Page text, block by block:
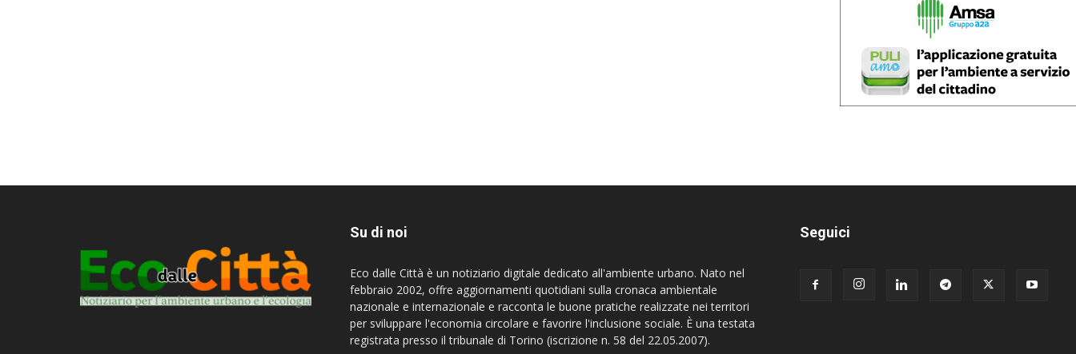
Su di noi
Eco dalle Città è un notiziario digitale dedicato all'ambiente urbano. Nato nel
febbraio 2002, offre aggiornamenti quotidiani sulla cronaca ambientale
nazionale e internazionale e racconta le buone pratiche realizzate nei territori
per sviluppare l'economia circolare e favorire l'inclusione sociale. È una testata
registrata presso il tribunale di Torino (iscrizione n. 58 del 22.05.2007).
Seguici